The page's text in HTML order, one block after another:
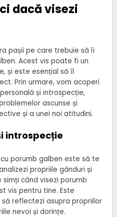
dacă visezi
pașii pe care trebuie să îi
Acest vis poate fi un
și este esențial să îl
Prin urmare, vom acoperi
și introspecție,
ascunse și
și a unei noi atitudini.
introspecție
porumb galben este să te
propriile gânduri și
când visezi porumb
vis pentru tine. Este
reflectezi asupra propriilor
nevoi și dorințe.